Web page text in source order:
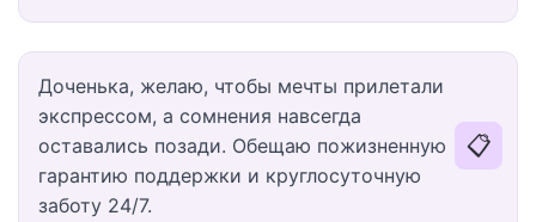
Доченька, желаю, чтобы мечты прилетали
экспрессом, а сомнения навсегда
оставались позади. Обещаю пожизненную
гарантию поддержки и круглосуточную
заботу 24/7.
📋